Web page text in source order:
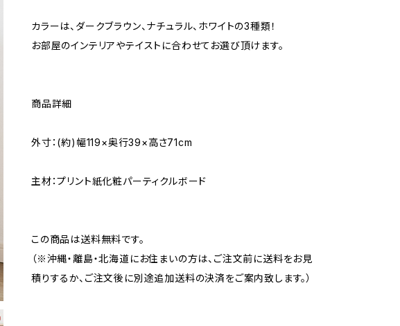
カラーは、ダークブラウン、ナチュラル、ホワイトの3種類！
お部屋のインテリアやテイストに合わせてお選び頂けます。
商品詳細
外寸：(約)幅119×奥行39×高さ71cm
主材：プリント紙化粧パーティクルボード
この商品は送料無料です。
（※沖縄・離島・北海道にお住まいの方は、ご注文前に送料をお見
積りするか、ご注文後に別途追加送料の決済をご案内致します。）